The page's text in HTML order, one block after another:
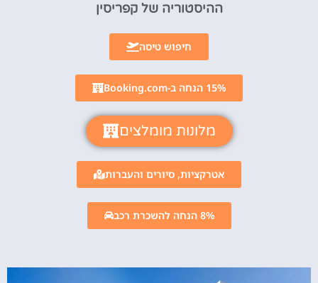
ההיסטוריה של קפריסין
חיפוש טיסה
15% הנחה ב-Booking.com
מלונות מומלצים
אטרקציות, סיורים והעברות
8% הנחה להשכרת רכב